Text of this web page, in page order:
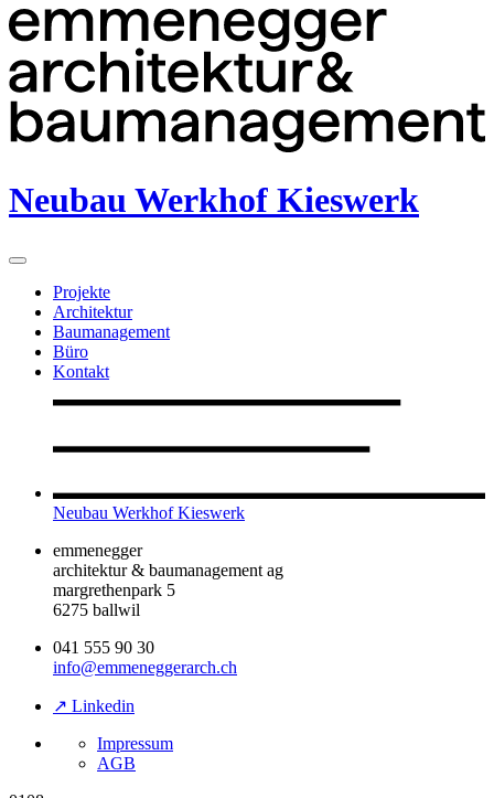
Neubau Werkhof Kieswerk
Projekte
Architektur
Baumanagement
Büro
Kontakt
Neubau Werkhof Kieswerk
emmenegger
architektur & baumanagement ag
margrethenpark 5
6275 ballwil
041 555 90 30
info@emmeneggerarch.ch
↗ Linkedin
Impressum
AGB